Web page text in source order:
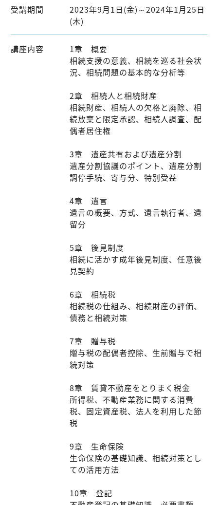
受講期間
2023年9月1日(金)～2024年1月25日
(木)
講座内容
1章 概要
相続支援の意義、相続を巡る社会状
況、相続問題の基本的な分析等
2章 相続人と相続財産
相続財産、相続人の欠格と廃除、相
続放棄と限定承認、相続人調査、配
偶者居住権
3章 遺産共有および遺産分割
遺産分割協議のポイント、遺産分割
調停手続、寄与分、特別受益
4章 遺言
遺言の概要、方式、遺言執行者、遺
留分
5章 後見制度
相続に活かす成年後見制度、任意後
見契約
6章 相続税
相続税の仕組み、相続財産の評価、
債務と相続対策
7章 贈与税
贈与税の配偶者控除、生前贈与で相
続対策
8章 賃貸不動産をとりまく税金
所得税、不動産業務に関する消費
税、固定資産税、法人を利用した節
税
9章 生命保険
生命保険の基礎知識、相続対策とし
ての活用方法
10章 登記